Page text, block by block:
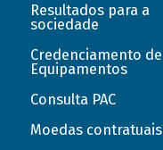
Resultados para a
sociedade
Credenciamento de
Equipamentos
Consulta PAC
Moedas contratuais